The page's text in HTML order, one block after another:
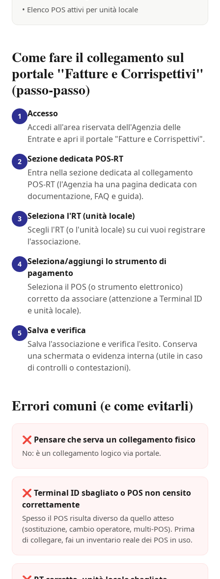
• Elenco POS attivi per unità locale
Come fare il collegamento sul
portale "Fatture e Corrispettivi"
(passo-passo)
1
Accesso
Accedi all'area riservata dell'Agenzia delle
Entrate e apri il portale "Fatture e Corrispettivi".
2
Sezione dedicata POS-RT
Entra nella sezione dedicata al collegamento
POS-RT (l'Agenzia ha una pagina dedicata con
documentazione, FAQ e guida).
3
Seleziona l'RT (unità locale)
Scegli l'RT (o l'unità locale) su cui vuoi registrare
l'associazione.
4
Seleziona/aggiungi lo strumento di
pagamento
Seleziona il POS (o strumento elettronico)
corretto da associare (attenzione a Terminal ID
e unità locale).
5
Salva e verifica
Salva l'associazione e verifica l'esito. Conserva
una schermata o evidenza interna (utile in caso
di controlli o contestazioni).
Errori comuni (e come evitarli)
❌ Pensare che serva un collegamento fisico
No: è un collegamento logico via portale.
❌ Terminal ID sbagliato o POS non censito
correttamente
Spesso il POS risulta diverso da quello atteso
(sostituzione, cambio operatore, multi-POS). Prima
di collegare, fai un inventario reale dei POS in uso.